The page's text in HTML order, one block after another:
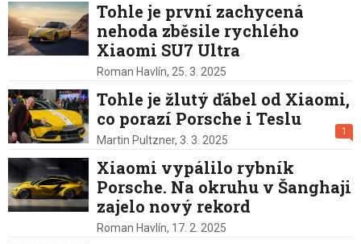
Tohle je první zachycená
nehoda zběsile rychlého
Xiaomi SU7 Ultra
Roman Havlín, 25. 3. 2025
Tohle je žlutý ďábel od Xiaomi,
co porazí Porsche i Teslu
1
Martin Pultzner, 3. 3. 2025
Xiaomi vypálilo rybník
Porsche. Na okruhu v Šanghaji
zajelo nový rekord
Roman Havlín, 17. 2. 2025